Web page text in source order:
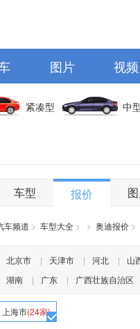
图片 视频
紧凑型 中
车型 报价
车频道 > 车型大全 > > 奥迪报价 >
北京市 | 天津市 | 河北 |
山
湖南
| 广东 | 广西壮族自治区
上海市(24家)